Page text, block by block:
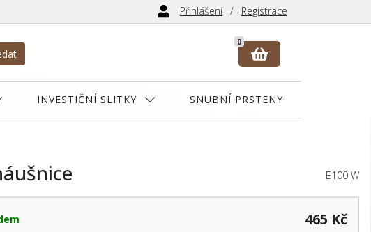
Přihlášení Registrace
0
INVESTIČNÍ SLITKY SNUBNÍ PRSTENY
E100 W
465 Kč